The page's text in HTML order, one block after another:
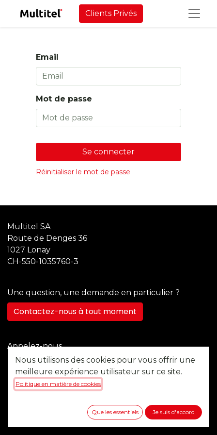
Clients Privés
Email
Mot de passe
Se connecter
Réinitialiser le mot de passe
Multitel SA
Route de Denges 36
1027 Lonay
CH-550-1035760-3
Une question, une demande en particulier ?
Contactez-nous à tout moment
Appelez-nous
+41 21 355 22 45
Envoyez-nous un message
Nous utilisons des cookies pour vous offrir une
meilleure expérience utilisateur sur ce site.
Politique en matière de cookies
Que les essentiels Je suis d'accord